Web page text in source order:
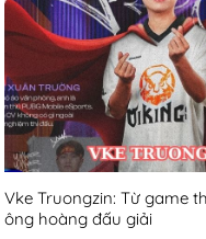
Vke Truongzin: Từ game
ông hoàng đấu giải